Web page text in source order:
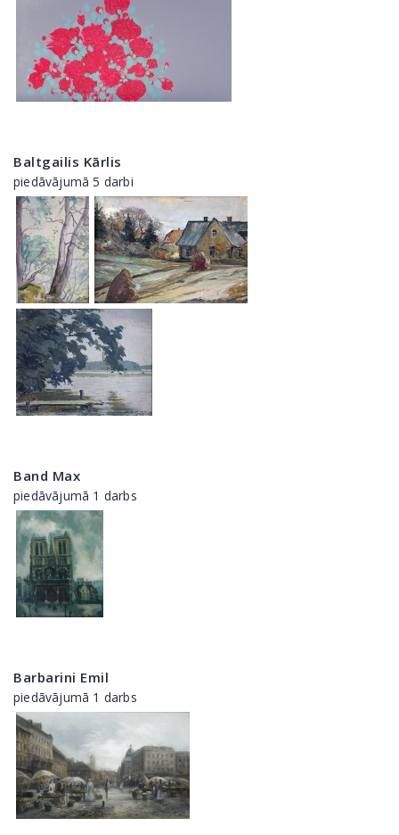
Baltgailis Kārlis
piedāvājumā 5 darbi
Band Max
piedāvājumā 1 darbs
Barbarini Emil
piedāvājumā 1 darbs